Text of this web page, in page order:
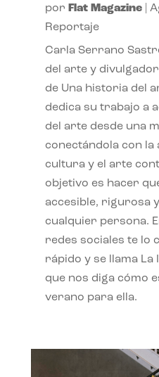
por Flat Magazine|
Reportaje
Carla Serrano
del arte y
de Una historia del
dedica su trabajo a
del arte desde una
conectándola con
cultura y el arte
objetivo es hacer
accesible, rigurosa
cualquier persona.
redes sociales te lo
rápido y se llama La
que nos diga cómo
verano para ella.